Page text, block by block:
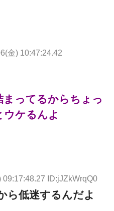
金) 10:47:24.42
ってるからちょっ
ウケるんよ
09:17:48.27 ID:jJZkWrqQ0
ら低迷するんだよ